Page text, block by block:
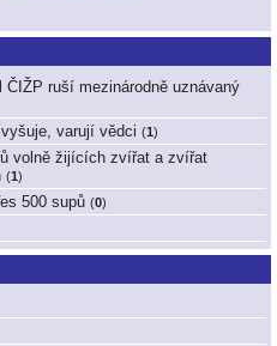
ruší mezinárodně uznávaný
varují vědci (1)
volně žijících zvířat a zvířat
(1)
500 supů (0)